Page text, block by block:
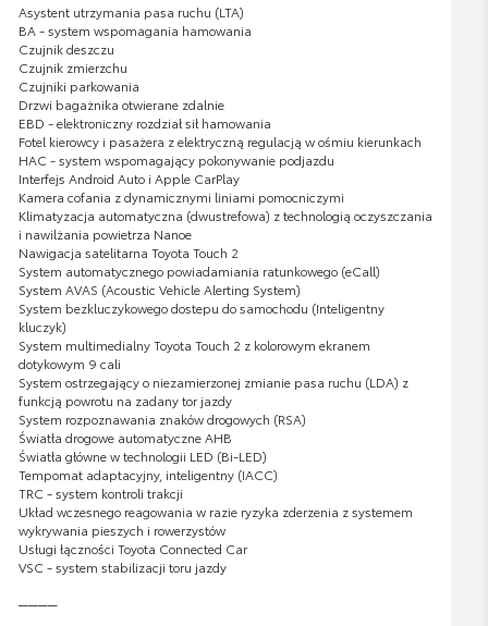
Asystent utrzymania pasa ruchu (LTA)
BA - system wspomagania hamowania
Czujnik deszczu
Czujnik zmierzchu
Czujniki parkowania
Drzwi bagażnika otwierane zdalnie
EBD - elektroniczny rozdział sił hamowania
Fotel kierowcy i pasażera z elektryczną regulacją w ośmiu kierunkach
HAC - system wspomagający pokonywanie podjazdu
Interfejs Android Auto i Apple CarPlay
Kamera cofania z dynamicznymi liniami pomocniczymi
Klimatyzacja automatyczna (dwustrefowa) z technologią oczyszczania
i nawilżania powietrza Nanoe
Nawigacja satelitarna Toyota Touch 2
System automatycznego powiadamiania ratunkowego (eCall)
System AVAS (Acoustic Vehicle Alerting System)
System bezkluczykowego dostepu do samochodu (Inteligentny
kluczyk)
System multimedialny Toyota Touch 2 z kolorowym ekranem
dotykowym 9 cali
System ostrzegający o niezamierzonej zmianie pasa ruchu (LDA) z
funkcją powrotu na zadany tor jazdy
System rozpoznawania znaków drogowych (RSA)
Światła drogowe automatyczne AHB
Światła główne w technologii LED (Bi-LED)
Tempomat adaptacyjny, inteligentny (IACC)
TRC - system kontroli trakcji
Układ wczesnego reagowania w razie ryzyka zderzenia z systemem
wykrywania pieszych i rowerzystów
Usługi łączności Toyota Connected Car
VSC - system stabilizacji toru jazdy
────